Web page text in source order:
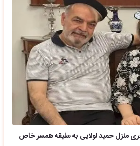
منزل حمید لولایی به سلیقه همسر خاص